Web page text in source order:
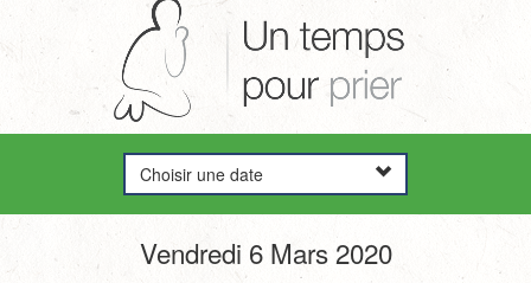
Choisir une date
Vendredi 6 Mars 2020